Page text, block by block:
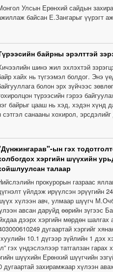
Улсын Ерөнхий сайдын
байсан Е.Зангарыг үүрэгт
байрны эрэлттэй
шинэ жил эхлэхтэй
хайх нь түгээмэл болдог. Энэ
болон эрх зүйчээс
түрээсийн гэрээ
байрыг цааш нь хэд, хэдэн хүнд
санааны хохирол, эрсдэлийг
ын гэх
хэргийн шүүхийн
талаар
прокурорын газраас
үйлдэж ирүүлсэн эрүүгийн
хүлээн авч, улмаар шүүгч
авсан даруйд өөрийн зүгээс
дээрх хэргийн мөрдөн
дугаартай хэргийг
10.1 дүгээр зүйлийн 1 дэх
гэх үндэслэлээр татгалзан гарах
шүүхийн Ерөнхий шүүгчийн
захирамжаар хүлээн